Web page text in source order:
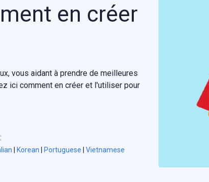
en créer
vous aidant à prendre de meilleures
ici comment en créer et l'utiliser pour
| Korean | Portuguese | Vietnamese